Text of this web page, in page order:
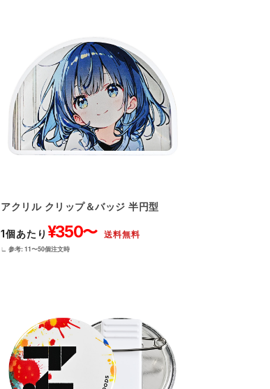
アクリル クリップ＆バッジ 半円型
1個あたり ¥350〜 送料無料
∟ 参考: 11〜50個注文時